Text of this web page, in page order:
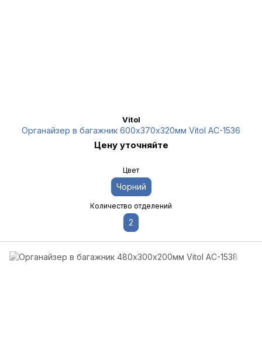
Vitol
Органайзер в багажник 600х370х320мм Vitol AC-1536
Цену уточняйте
Цвет
Чорний
Количество отделений
2